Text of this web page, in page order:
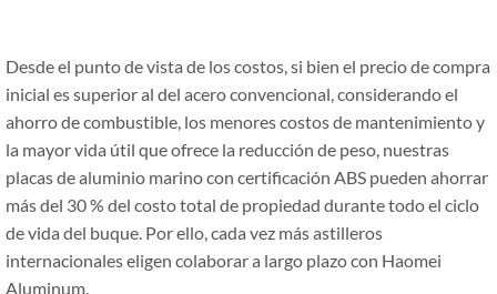
Desde el punto de vista de los costos, si bien el precio de compra
inicial es superior al del acero convencional, considerando el
ahorro de combustible, los menores costos de mantenimiento y
la mayor vida útil que ofrece la reducción de peso, nuestras
placas de aluminio marino con certificación ABS pueden ahorrar
más del 30 % del costo total de propiedad durante todo el ciclo
de vida del buque. Por ello, cada vez más astilleros
internacionales eligen colaborar a largo plazo con Haomei
Aluminum.